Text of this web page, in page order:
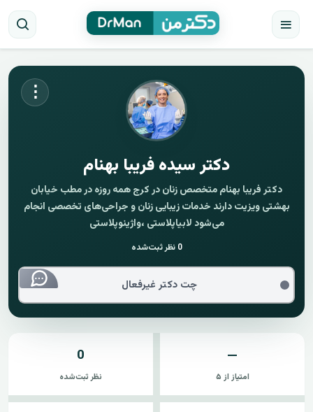
⋮
دکتر سیده فریبا بهنام
دکتر فریبا بهنام متخصص زنان در کرج همه روزه در مطب خیابان
بهشتی ویزیت دارند خدمات زیبایی زنان و جراحی‌های تخصصی انجام
می‌شود لابیاپلاستی ،واژینوپلاستی
0 نظر ثبت‌شده
چت دکتر غیرفعال
—
امتیاز از ۵
0
نظر ثبت‌شده